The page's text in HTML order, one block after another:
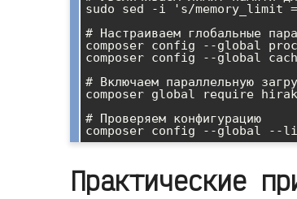
sudo sed -i 's/
# Настраиваем глобальные
composer config --global
composer config --global
# Включаем параллельную
composer global require
# Проверяем конфигурацию
Практические